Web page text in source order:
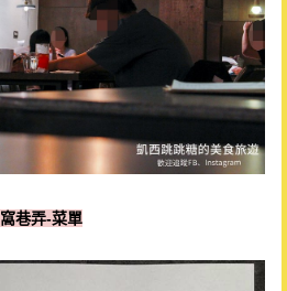
窩巷弄-菜單